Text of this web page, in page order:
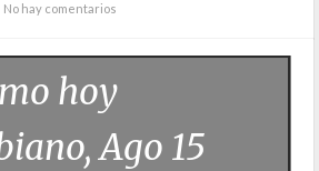
No hay comentarios
hoy
Ago 15